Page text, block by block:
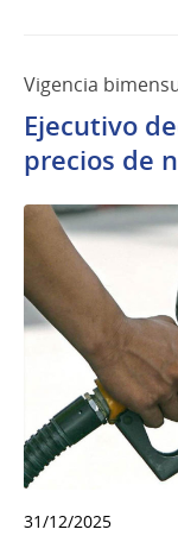
Vigencia
Ejecutivo
precios de
31/12/2025